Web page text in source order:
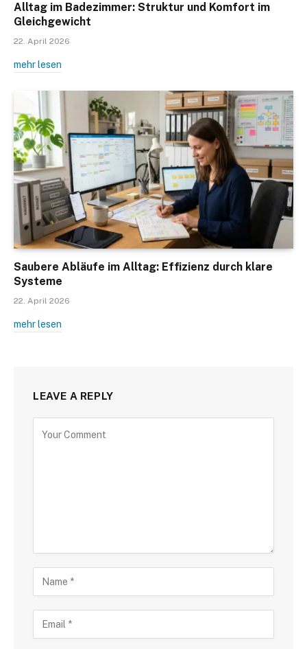
Alltag im Badezimmer: Struktur und Komfort im
Gleichgewicht
22. April 2026
mehr lesen
Saubere Abläufe im Alltag: Effizienz durch klare
Systeme
22. April 2026
mehr lesen
LEAVE A REPLY